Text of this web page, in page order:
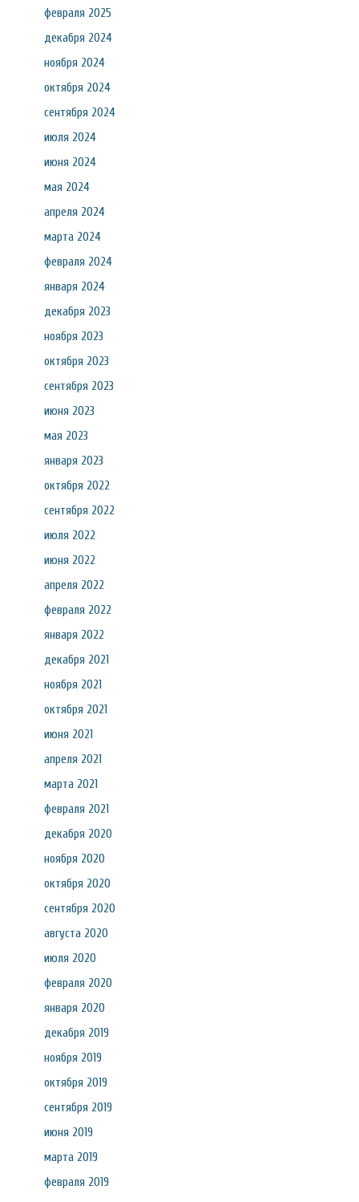
февраля 2025
декабря 2024
ноября 2024
октября 2024
сентября 2024
июля 2024
июня 2024
мая 2024
апреля 2024
марта 2024
февраля 2024
января 2024
декабря 2023
ноября 2023
октября 2023
сентября 2023
июня 2023
мая 2023
января 2023
октября 2022
сентября 2022
июля 2022
июня 2022
апреля 2022
февраля 2022
января 2022
декабря 2021
ноября 2021
октября 2021
июня 2021
апреля 2021
марта 2021
февраля 2021
декабря 2020
ноября 2020
октября 2020
сентября 2020
августа 2020
июля 2020
февраля 2020
января 2020
декабря 2019
ноября 2019
октября 2019
сентября 2019
июня 2019
марта 2019
февраля 2019